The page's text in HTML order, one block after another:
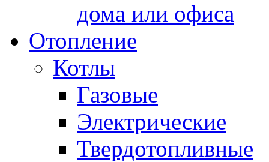
дома или офиса
Отопление
Котлы
Газовые
Электрические
Твердотопливные